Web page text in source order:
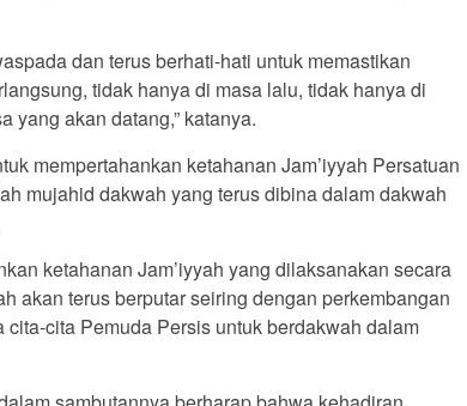
dan terus berhati-hati untuk memastikan
tidak hanya di masa lalu, tidak hanya di
yang akan datang,” katanya.
mempertahankan ketahanan Jam’iyyah Persatuan
mujahid dakwah yang terus dibina dalam dakwah
ketahanan Jam’iyyah yang dilaksanakan secara
akan terus berputar seiring dengan perkembangan
cita Pemuda Persis untuk berdakwah dalam